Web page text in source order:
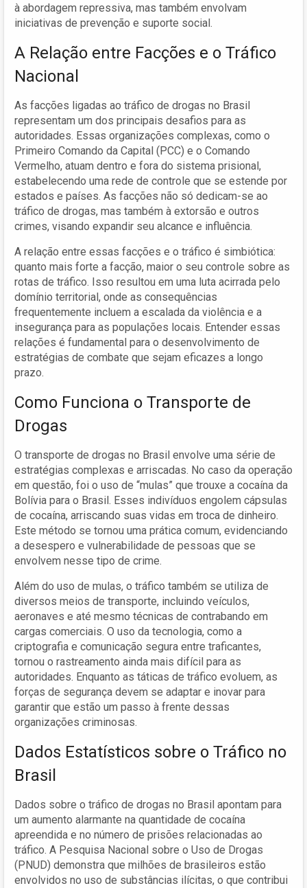
à abordagem repressiva, mas também envolvam
iniciativas de prevenção e suporte social.
A Relação entre Facções e o Tráfico
Nacional
As facções ligadas ao tráfico de drogas no Brasil
representam um dos principais desafios para as
autoridades. Essas organizações complexas, como o
Primeiro Comando da Capital (PCC) e o Comando
Vermelho, atuam dentro e fora do sistema prisional,
estabelecendo uma rede de controle que se estende por
estados e países. As facções não só dedicam-se ao
tráfico de drogas, mas também à extorsão e outros
crimes, visando expandir seu alcance e influência.
A relação entre essas facções e o tráfico é simbiótica:
quanto mais forte a facção, maior o seu controle sobre as
rotas de tráfico. Isso resultou em uma luta acirrada pelo
domínio territorial, onde as consequências
frequentemente incluem a escalada da violência e a
insegurança para as populações locais. Entender essas
relações é fundamental para o desenvolvimento de
estratégias de combate que sejam eficazes a longo
prazo.
Como Funciona o Transporte de
Drogas
O transporte de drogas no Brasil envolve uma série de
estratégias complexas e arriscadas. No caso da operação
em questão, foi o uso de “mulas” que trouxe a cocaína da
Bolívia para o Brasil. Esses indivíduos engolem cápsulas
de cocaína, arriscando suas vidas em troca de dinheiro.
Este método se tornou uma prática comum, evidenciando
a desespero e vulnerabilidade de pessoas que se
envolvem nesse tipo de crime.
Além do uso de mulas, o tráfico também se utiliza de
diversos meios de transporte, incluindo veículos,
aeronaves e até mesmo técnicas de contrabando em
cargas comerciais. O uso da tecnologia, como a
criptografia e comunicação segura entre traficantes,
tornou o rastreamento ainda mais difícil para as
autoridades. Enquanto as táticas de tráfico evoluem, as
forças de segurança devem se adaptar e inovar para
garantir que estão um passo à frente dessas
organizações criminosas.
Dados Estatísticos sobre o Tráfico no
Brasil
Dados sobre o tráfico de drogas no Brasil apontam para
um aumento alarmante na quantidade de cocaína
apreendida e no número de prisões relacionadas ao
tráfico. A Pesquisa Nacional sobre o Uso de Drogas
(PNUD) demonstra que milhões de brasileiros estão
envolvidos no uso de substâncias ilícitas, o que contribui